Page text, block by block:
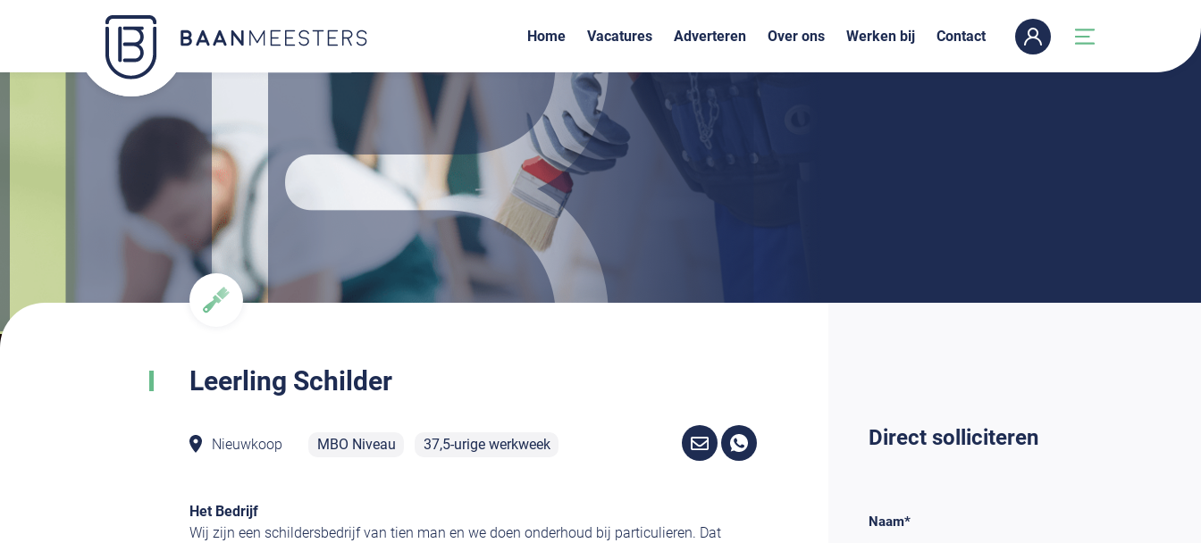
Home Vacatures Adverteren Over ons Werken bij Contact
Leerling Schilder
Nieuwkoop MBO Niveau 37,5-urige werkweek
Het Bedrijf
Wij zijn een schildersbedrijf van tien man en we doen onderhoud bij particulieren. Dat
Direct solliciteren
Naam*